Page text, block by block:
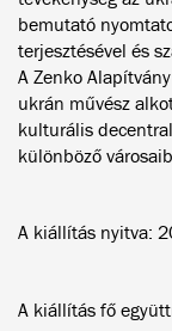
bemutató
terjesztésével és
A Zenko
ukrán művész
kulturális
különböző
A kiállítás nyitva:
A kiállítás fő